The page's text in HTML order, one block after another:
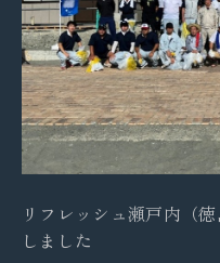
リフレッシュ瀬戸内（
しました